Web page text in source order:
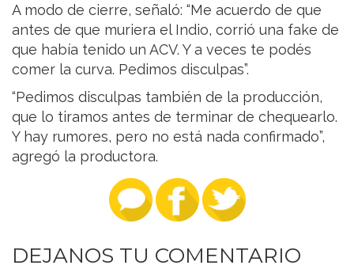
A modo de cierre, señaló: “Me acuerdo de que
antes de que muriera el Indio, corrió una fake de
que había tenido un ACV. Y a veces te podés
comer la curva. Pedimos disculpas”.
“Pedimos disculpas también de la producción,
que lo tiramos antes de terminar de chequearlo.
Y hay rumores, pero no está nada confirmado”,
agregó la productora.
DEJANOS TU COMENTARIO